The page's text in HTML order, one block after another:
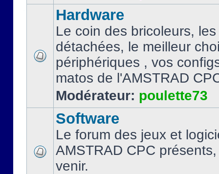
Hardware
Le coin des bricoleurs,
détachées, le meilleur
périphériques , vos
matos de l'AMSTRAD
Modérateur: poulette73
Software
Le forum des jeux et
AMSTRAD CPC
venir.